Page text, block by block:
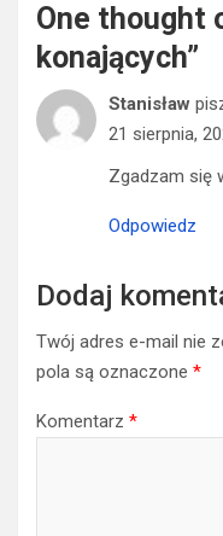
One thought
konających”
Stanisław
21 sierpnia,
Zgadzam się
Odpowiedz
Dodaj
Twój adres e-mail nie
pola są oznaczone *
Komentarz *